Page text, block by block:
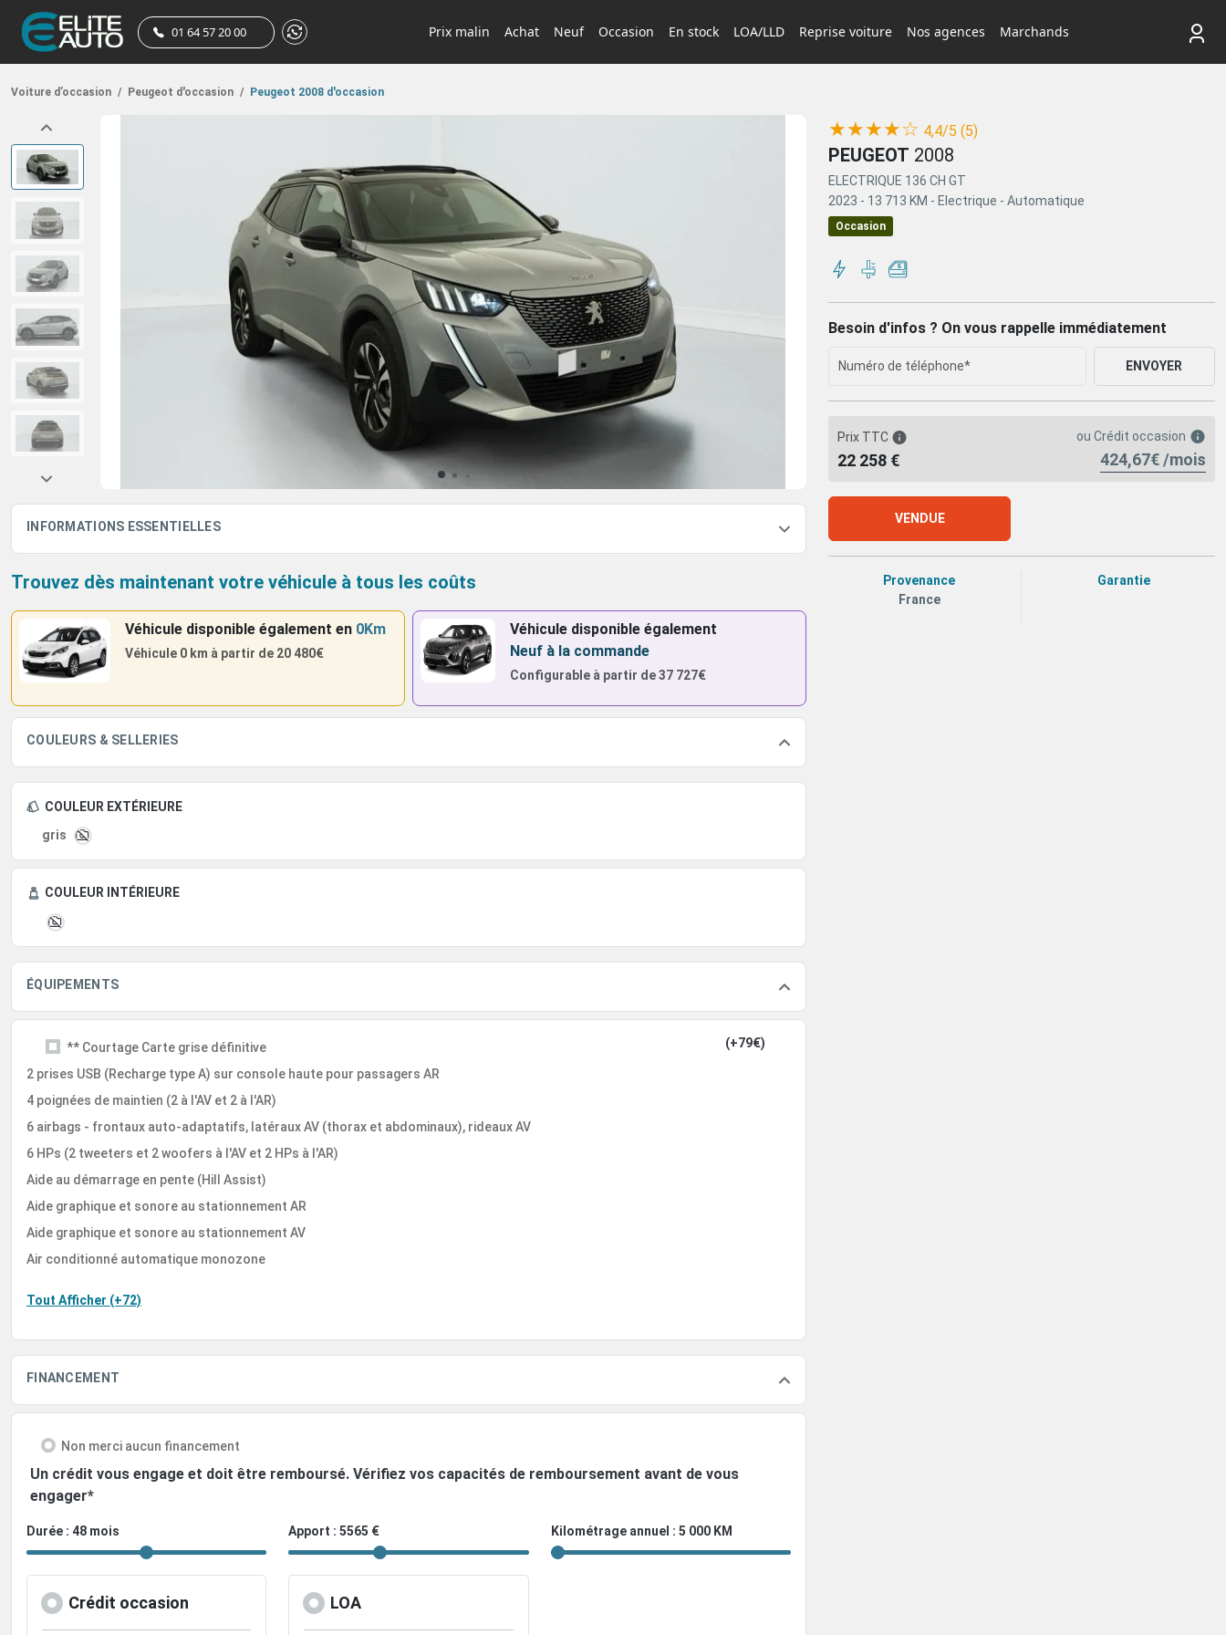
01 64 57 20 00 Prix malin Achat Neuf Occasion En stock LOA/LLD Reprise voiture Nos agences Marchands
Voiture d’occasion / Peugeot d'occasion / Peugeot 2008 d'occasion
INFORMATIONS ESSENTIELLES
Trouvez dès maintenant votre véhicule à tous les coûts
Véhicule disponible également en 0Km
Véhicule 0 km à partir de 20 480€
Véhicule disponible également
Neuf à la commande
Configurable à partir de37 727€
COULEURS & SELLERIES
COULEUR EXTÉRIEURE
gris
COULEUR INTÉRIEURE
ÉQUIPEMENTS
** Courtage Carte grise définitive (+79€)
2 prises USB (Recharge type A) sur console haute pour passagers AR
4 poignées de maintien (2 à l'AV et 2 à l'AR)
6 airbags - frontaux auto-adaptatifs, latéraux AV (thorax et abdominaux), rideaux AV
6 HPs (2 tweeters et 2 woofers à l'AV et 2 HPs à l'AR)
Aide au démarrage en pente (Hill Assist)
Aide graphique et sonore au stationnement AR
Aide graphique et sonore au stationnement AV
Air conditionné automatique monozone
Tout Afficher (+72)
FINANCEMENT
Non merci aucun financement
Un crédit vous engage et doit être remboursé. Vérifiez vos capacités de remboursement avant de vous
engager*
Durée : 48 mois Apport : 5565 € Kilométrage annuel : 5 000 KM
Crédit occasion LOA
(*)
★
(*)★
(*) ★
(*) ★
( ) ☆ 4,4/5 (5)
PEUGEOT 2008
ELECTRIQUE 136 CH GT
2023 - 13 713 KM - Electrique - Automatique
Occasion
Besoin d'infos ? On vous rappelle immédiatement
ENVOYER
Prix TTC
22 258 €
ou Crédit occasion
424,67€ /mois
VENDUE
Provenance
France
Garantie